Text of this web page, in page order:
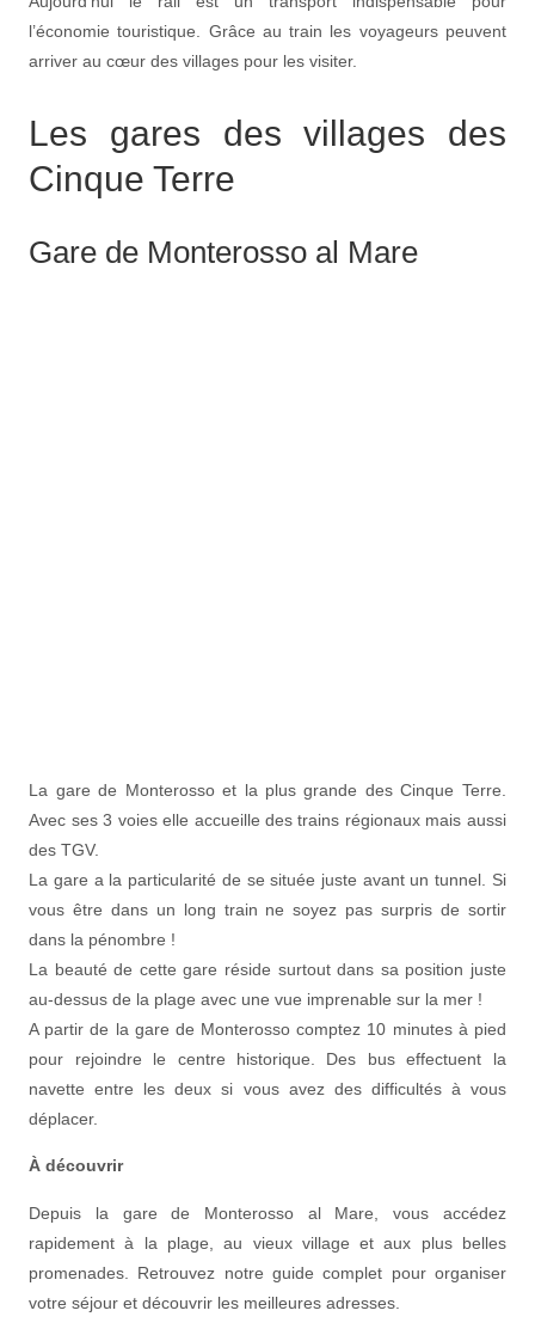
l’économie touristique. Grâce au train les voyageurs peuvent
arriver au cœur des villages pour les visiter.
Les gares des villages des
Cinque Terre
Gare de Monterosso al Mare
La gare de Monterosso et la plus grande des Cinque Terre.
Avec ses 3 voies elle accueille des trains régionaux mais aussi
des TGV.
La gare a la particularité de se située juste avant un tunnel. Si
vous être dans un long train ne soyez pas surpris de sortir
dans la pénombre !
La beauté de cette gare réside surtout dans sa position juste
au-dessus de la plage avec une vue imprenable sur la mer !
A partir de la gare de Monterosso comptez 10 minutes à pied
pour rejoindre le centre historique. Des bus effectuent la
navette entre les deux si vous avez des difficultés à vous
déplacer.
À découvrir
Depuis la gare de Monterosso al Mare, vous accédez
rapidement à la plage, au vieux village et aux plus belles
promenades. Retrouvez notre guide complet pour organiser
votre séjour et découvrir les meilleures adresses.